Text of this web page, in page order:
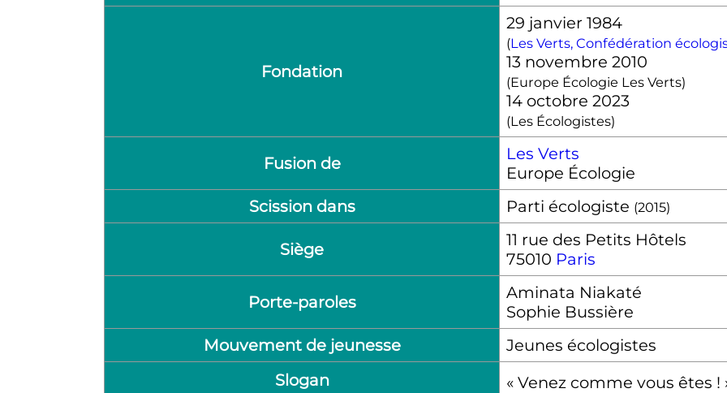
Fondation
29 janvier 1984
(Les Verts, Confédération
13 novembre 2010
(Europe Écologie Les Verts)
14 octobre 2023
(Les Écologistes)
Fusion de
Les Verts
Europe Écologie
Scission dans
Parti écologiste (2015)
Siège
11 rue des Petits Hôtels
75010 Paris
Porte-paroles
Aminata Niakaté
Sophie Bussière
Mouvement de jeunesse
Jeunes écologistes
Slogan
« Venez comme vous êtes !